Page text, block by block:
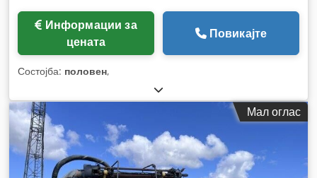
цената
Повикајте
Состојба: половен,
Мал оглас